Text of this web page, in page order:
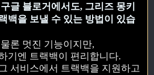
글 블로거에서도, 그리즈 몽키
백을 보낼 수 있는 방법이 있습
론 멋진 기능이지만,
기엔 트랙백이 편리합니다.
서비스에서 트랙백을 지원하고